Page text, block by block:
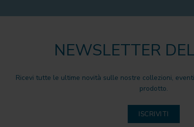
NEWSLETTER
Ricevi tutte le ultime novità sulle nostre collezioni,
prodotto.
ISCRIVITI